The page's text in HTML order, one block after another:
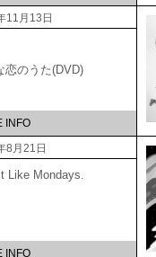
11月13日
恋のうた(DVD)
INFO
8月21日
Like Mondays.
INFO